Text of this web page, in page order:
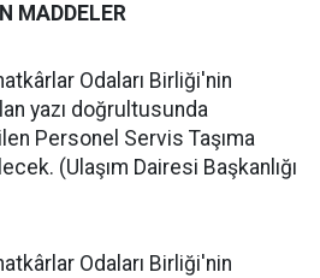
MADDELER
Odaları Birliği'nin
yazı doğrultusunda
Personel Servis Taşıma
(Ulaşım Dairesi Başkanlığı
Odaları Birliği'nin